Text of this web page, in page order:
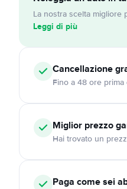
La nostra scelta migliore
Leggi di più
Cancellazione
Fino a 48 ore
Miglior prezzo
Hai trovato un
Paga come sei